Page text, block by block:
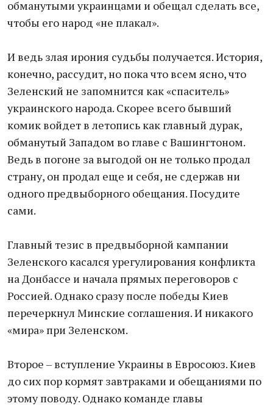
обманутыми украинцами и обещал сделать все,
чтобы его народ «не плакал».
И ведь злая ирония судьбы получается. История,
конечно, рассудит, но пока что всем ясно, что
Зеленский не запомнится как «спаситель»
украинского народа. Скорее всего бывший
комик войдет в летопись как главный дурак,
обманутый Западом во главе с Вашингтоном.
Ведь в погоне за выгодой он не только продал
страну, он продал еще и себя, не сдержав ни
одного предвыборного обещания. Посудите
сами.
Главный тезис в предвыборной кампании
Зеленского касался урегулирования конфликта
на Донбассе и начала прямых переговоров с
Россией. Однако сразу после победы Киев
перечеркнул Минские соглашения. И никакого
«мира» при Зеленском.
Второе – вступление Украины в Евросоюз. Киев
до сих пор кормят завтраками и обещаниями по
этому поводу. Однако команде главы